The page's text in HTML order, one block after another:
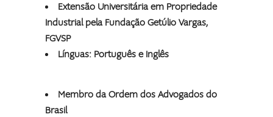
Extensão Universitária em Propriedade
Industrial pela Fundação Getúlio Vargas,
FGVSP
Línguas: Português e Inglês
Membro da Ordem dos Advogados do
Brasil